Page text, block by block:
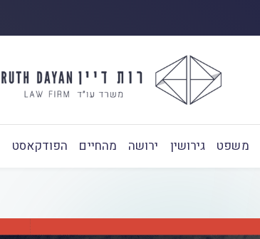
משפט גירושין ירושה מהחיים הפודקאסט